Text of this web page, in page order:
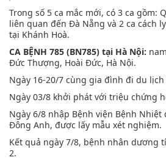
Trong số 5 ca mắc mới, có 3 ca gồm:
liên quan đến Đà Nẵng và 2 ca cách
tại Khánh Hoà.
CA BỆNH 785 (BN785) tại Hà Nội:
Đức Thượng, Hoài Đức, Hà Nội.
Ngày 16-20/7 cùng gia đình đi du
Ngày 03/8 khởi phát với triệu chứng
Ngày 6/8 nhập Bệnh viện Bệnh
Đông Anh, được lấy mẫu xét nghiệm.
Kết quả ngày 7/8, bệnh nhân dương
2.